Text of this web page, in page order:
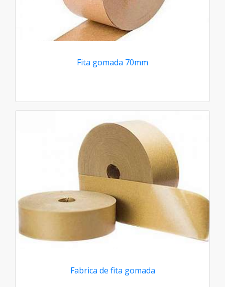
Fita gomada 70mm
Fabrica de fita gomada